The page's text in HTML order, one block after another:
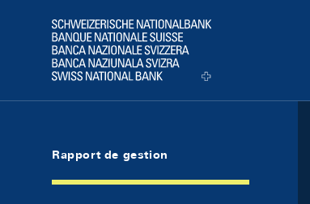
Logo
Rapport de gestion